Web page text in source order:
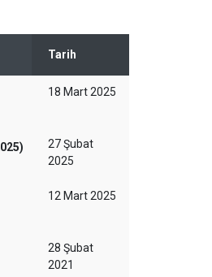
Tarih
18 Mart 2025
27 Şubat
2025
12 Mart 2025
28 Şubat
2021